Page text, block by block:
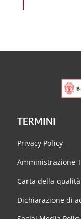
TERMINI
Privacy Policy
Amministrazione
Carta della
Dichiarazione di